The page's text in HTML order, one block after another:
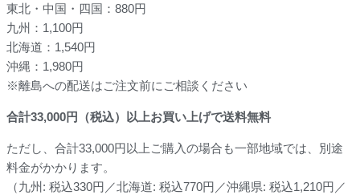
東北・中国・四国：880円
九州：1,100円
北海道：1,540円
沖縄：1,980円
※離島への配送はご注文前にご相談ください
合計33,000円（税込）以上お買い上げで送料無料
ただし、合計33,000円以上ご購入の場合も一部地域では、別途
料金がかかります。
（九州: 税込330円／北海道: 税込770円／沖縄県: 税込1,210円／